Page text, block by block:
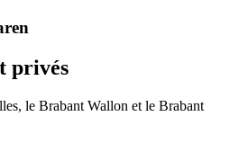
privés
le Brabant Wallon et le Brabant